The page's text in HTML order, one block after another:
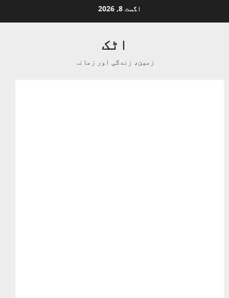
زمین، زندگی اور زمانہ